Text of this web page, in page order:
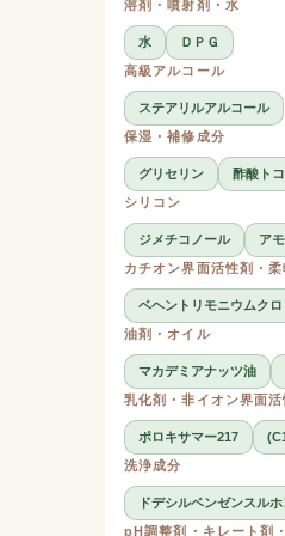
溶剤・噴射剤・水
水
ＤＰＧ
高級アルコール
ステアリルアルコール
保湿・補修成分
グリセリン 酢酸ト
シリコン
ジメチコノール
ア
カチオン界面活性剤・柔
ベヘントリモニウムクロ
油剤・オイル
マカデミアナッツ油
乳化剤・非イオン界面活
ポロキサマー217
洗浄成分
ドデシルベンゼンスル
pH調整剤・キレート剤